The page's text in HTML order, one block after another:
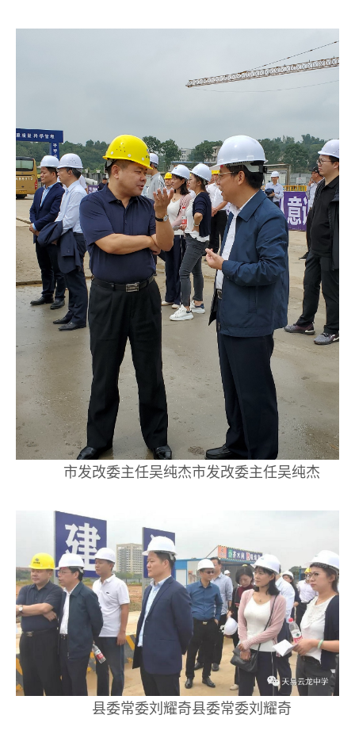
市发改委主任吴纯杰市发改委主任吴纯杰
县委常委刘耀奇县委常委刘耀奇